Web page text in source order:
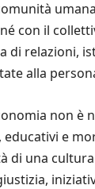
con il
di relazioni,
alla
non è
e
di una